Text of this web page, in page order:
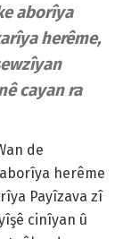
aborîya
herême,
cayan ra
de
herême
Payîzava zî
cinîyan û